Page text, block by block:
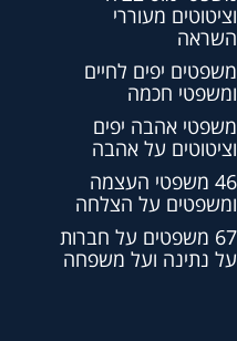
וציטוטים מעוררי
השראה
משפטים יפים לחיים
ומשפטי חכמה
משפטי אהבה יפים
וציטוטים על אהבה
46 משפטי העצמה
ומשפטים על הצלחה
67 משפטים על חברות
על נתינה ועל משפחה